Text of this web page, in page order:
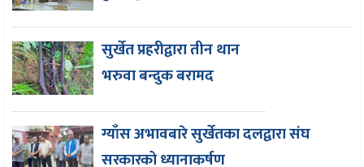
सुर्खेत प्रहरीद्वारा तीन थान
भरुवा बन्दुक बरामद
ग्याँस अभावबारे सुर्खेतका दलद्वारा संघ
सरकारको ध्यानाकर्षण